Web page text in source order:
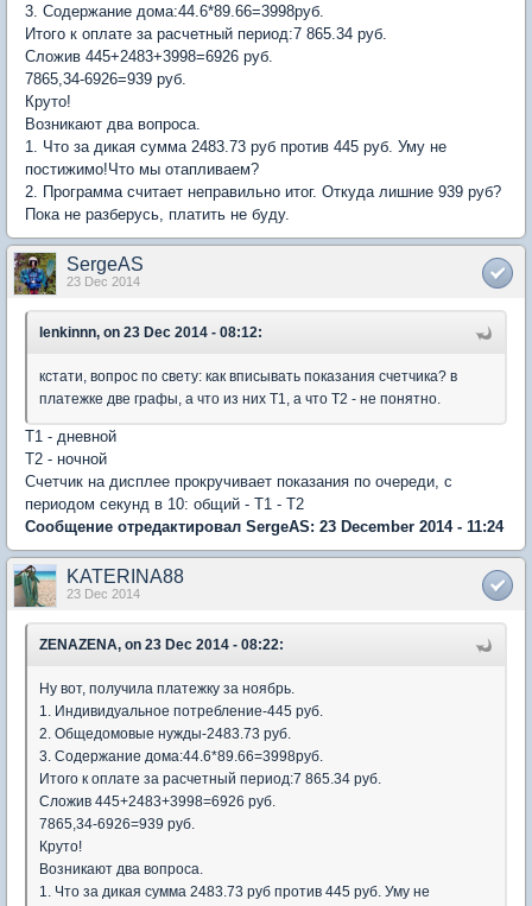
3. Содержание дома:44.6*89.66=3998руб.
Итого к оплате за расчетный период:7 865.34 руб.
Сложив 445+2483+3998=6926 руб.
7865,34-6926=939 руб.
Круто!
Возникают два вопроса.
1. Что за дикая сумма 2483.73 руб против 445 руб. Уму не
постижимо!Что мы отапливаем?
2. Программа считает неправильно итог. Откуда лишние 939 руб?
Пока не разберусь, платить не буду.
SergeAS
23 Dec 2014
lenkinnn, on 23 Dec 2014 - 08:12:
кстати, вопрос по свету: как вписывать показания счетчика? в
платежке две графы, а что из них Т1, а что Т2 - не понятно.
Т1 - дневной
Т2 - ночной
Счетчик на дисплее прокручивает показания по очереди, с
периодом секунд в 10: общий - T1 - T2
Сообщение отредактировал SergeAS: 23 December 2014 - 11:24
KATERINA88
23 Dec 2014
ZENAZENA, on 23 Dec 2014 - 08:22:
Ну вот, получила платежку за ноябрь.
1. Индивидуальное потребление-445 руб.
2. Общедомовые нужды-2483.73 руб.
3. Содержание дома:44.6*89.66=3998руб.
Итого к оплате за расчетный период:7 865.34 руб.
Сложив 445+2483+3998=6926 руб.
7865,34-6926=939 руб.
Круто!
Возникают два вопроса.
1. Что за дикая сумма 2483.73 руб против 445 руб. Уму не